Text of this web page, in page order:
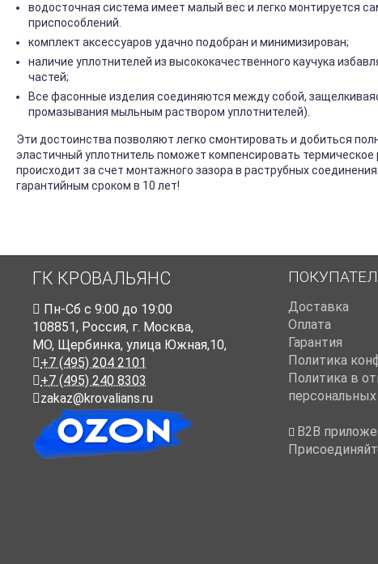
водосточная система имеет малый вес и легко монтируется
приспособлений.
комплект аксессуаров удачно подобран и минимизирован;
наличие уплотнителей из высококачественного каучука
частей;
Все фасонные изделия соединяются между собой,
промазывания мыльным раствором уплотнителей).
Эти достоинства позволяют легко смонтировать и добиться
эластичный уплотнитель поможет компенсировать
происходит за счет монтажного зазора в раструбных
гарантийным сроком в 10 лет!
ГК КРОВАЛЬЯНС
Пн-Cб с 9:00 до 19:00
108851, Россия, г. Москва,
МО, Щербинка, улица Южная,10,
+7 (495) 204 2101
+7 (495) 240 8303
zakaz@krovalians.ru
Доставка
Оплата
Гарантия
Политика
Политика в
B2B